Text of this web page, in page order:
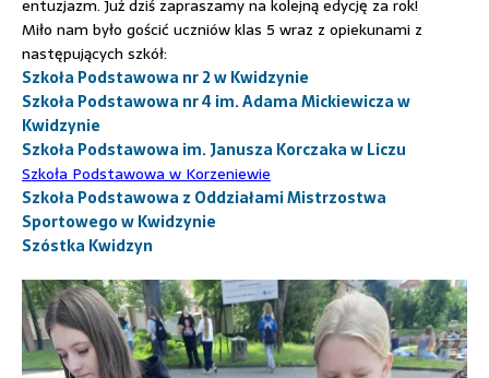
entuzjazm. Już dziś zapraszamy na kolejną edycję za rok!
Miło nam było gościć uczniów klas 5 wraz z opiekunami z
następujących szkół:
Szkoła Podstawowa nr 2 w Kwidzynie
Szkoła Podstawowa nr 4 im. Adama Mickiewicza w
Kwidzynie
Szkoła Podstawowa im. Janusza Korczaka w Liczu
Szkoła Podstawowa w Korzeniewie
Szkoła Podstawowa z Oddziałami Mistrzostwa
Sportowego w Kwidzynie
Szóstka Kwidzyn